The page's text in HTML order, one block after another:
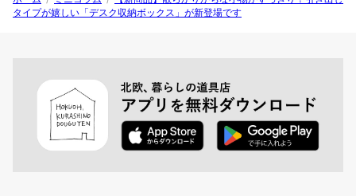
タイプが嬉しい「デスク収納ボックス」が新登場です